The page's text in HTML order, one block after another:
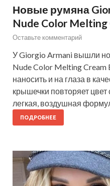
Новые румяна
Nude Color Melting
Оставьте комментарий
У Giorgio Armani вышли
Nude Color Melting Cream
наносить и на глаза в
крышечки повторяет цвет
легкая, воздушная
ПОДРОБНЕЕ